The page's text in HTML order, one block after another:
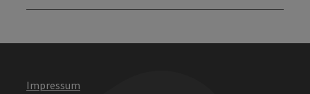
Impressum